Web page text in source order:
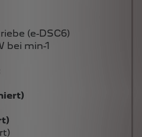
(e-DSC6)
bei min-1